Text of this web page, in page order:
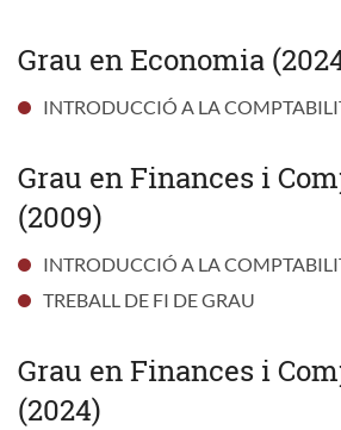
Grau en Economia
INTRODUCCIÓ A LA
Grau en Finances i
(2009)
INTRODUCCIÓ A LA
TREBALL DE FI DE GRAU
Grau en Finances i
(2024)